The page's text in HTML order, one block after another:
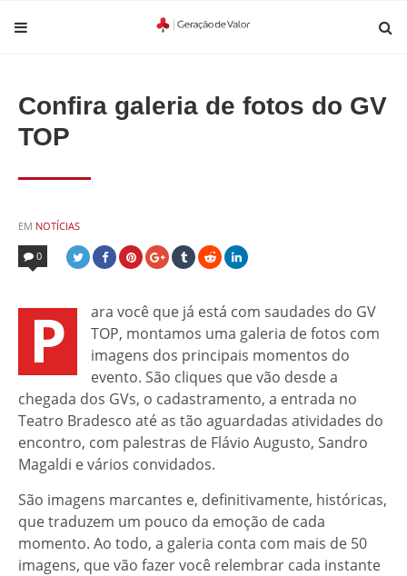
Confira galeria de fotos do GV
TOP
EM POSTED
IN
NOTÍCIAS
0
P
ara você que já está com saudades do GV
TOP, montamos uma galeria de fotos com
imagens dos principais momentos do
evento. São cliques que vão desde a
chegada dos GVs, o cadastramento, a entrada no
Teatro Bradesco até as tão aguardadas atividades do
encontro, com palestras de Flávio Augusto, Sandro
Magaldi e vários convidados.
São imagens marcantes e, definitivamente, históricas,
que traduzem um pouco da emoção de cada
momento. Ao todo, a galeria conta com mais de 50
imagens, que vão fazer você relembrar cada instante